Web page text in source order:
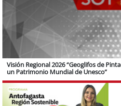
Visión Regional 2026 “Geoglifos de
un Patrimonio Mundial de Unesco”